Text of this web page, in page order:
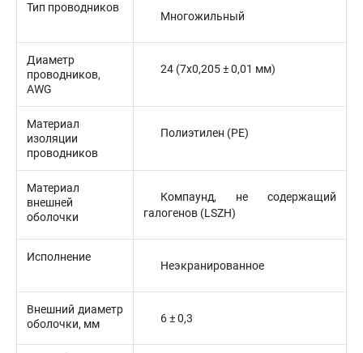
Тип проводников
Многожильный
Диаметр
проводников,
AWG
24 (7x0,205 ± 0,01 мм)
Материал
изоляции
проводников
Полиэтилен (PE)
Материал
внешней
оболочки
Компаунд, не содержащий
галогенов (LSZH)
Исполнение
Неэкранированное
Внешний диаметр
оболочки, мм
6 ± 0,3